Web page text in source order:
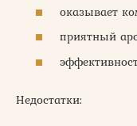
оказывает
приятный
Недостатки: